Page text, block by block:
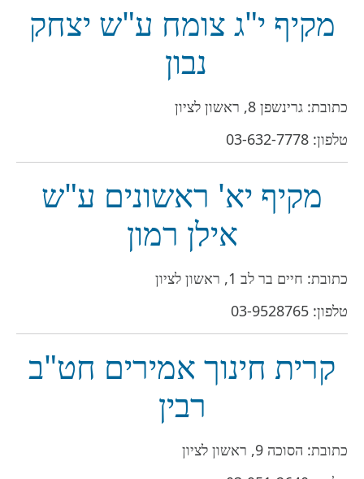
מקיף י"ג צומח ע"ש יצחק
נבון
כתובת: גרינשפן 8, ראשון לציון
טלפון: 03-632-7778
מקיף יא' ראשונים ע"ש
אילן רמון
כתובת: חיים בר לב 1, ראשון לציון
טלפון: 03-9528765
קרית חינוך אמירים חט"ב
רבין
כתובת: הסוכה 9, ראשון לציון